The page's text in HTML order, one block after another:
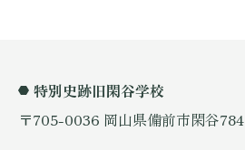
特別史跡旧閑谷学校
〒705-0036 岡山県備前市閑谷784